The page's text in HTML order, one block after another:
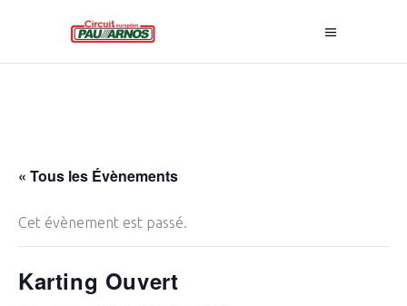
« Tous les Évènements
Cet évènement est passé.
Karting Ouvert